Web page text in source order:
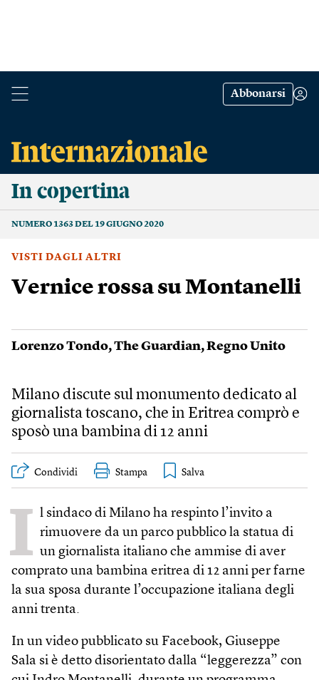
Abbonarsi
In copertina
NUMERO 1363 DEL 19 GIUGNO 2020
VISTI DAGLI ALTRI
Vernice rossa su Montanelli
Lorenzo Tondo,The Guardian,Regno Unito
Milano discute sul monumento dedicato al
giornalista toscano, che in Eritrea comprò e
sposò una bambina di 12 anni
Condividi Stampa
I l sindaco di Milano ha respinto l’invito a
rimuovere da un parco pubblico la statua di
un giornalista italiano che ammise di aver
comprato una bambina eritrea di 12 anni per farne
la sua sposa durante l’occupazione italiana degli
anni trenta.
In un video pubblicato su Facebook, Giuseppe
Sala si è detto disorientato dalla “leggerezza” con